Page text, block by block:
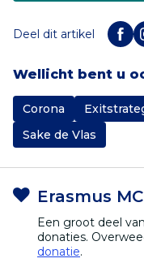
Deel dit artikel
Wellicht bent u
Corona
Sake de Vlas
Erasmus
Een groot deel
donaties.
donatie.